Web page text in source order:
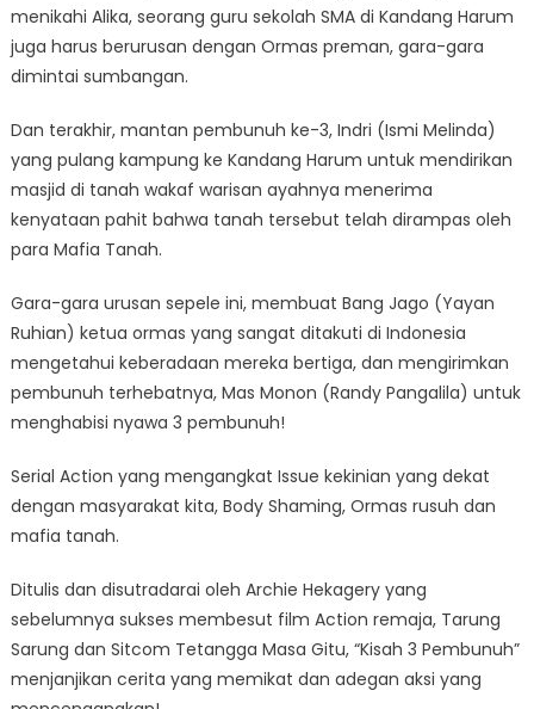
menikahi Alika, seorang guru sekolah SMA di Kandang Harum
juga harus berurusan dengan Ormas preman, gara-gara
dimintai sumbangan.
Dan terakhir, mantan pembunuh ke-3, Indri (Ismi Melinda)
yang pulang kampung ke Kandang Harum untuk mendirikan
masjid di tanah wakaf warisan ayahnya menerima
kenyataan pahit bahwa tanah tersebut telah dirampas oleh
para Mafia Tanah.
Gara-gara urusan sepele ini, membuat Bang Jago (Yayan
Ruhian) ketua ormas yang sangat ditakuti di Indonesia
mengetahui keberadaan mereka bertiga, dan mengirimkan
pembunuh terhebatnya, Mas Monon (Randy Pangalila) untuk
menghabisi nyawa 3 pembunuh!
Serial Action yang mengangkat Issue kekinian yang dekat
dengan masyarakat kita, Body Shaming, Ormas rusuh dan
mafia tanah.
Ditulis dan disutradarai oleh Archie Hekagery yang
sebelumnya sukses membesut film Action remaja, Tarung
Sarung dan Sitcom Tetangga Masa Gitu, “Kisah 3 Pembunuh”
menjanjikan cerita yang memikat dan adegan aksi yang